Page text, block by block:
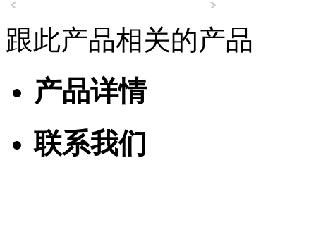
跟此产品相关的产品
产品详情
联系我们